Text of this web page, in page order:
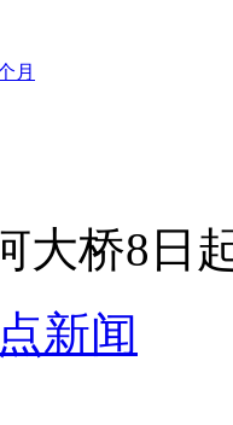
月
大桥8日
新闻